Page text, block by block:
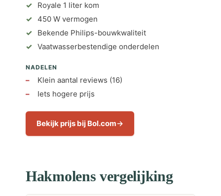
Royale 1 liter kom
450 W vermogen
Bekende Philips-bouwkwaliteit
Vaatwasserbestendige onderdelen
NADELEN
Klein aantal reviews (16)
Iets hogere prijs
Bekijk prijs bij Bol.com
Hakmolens vergelijking